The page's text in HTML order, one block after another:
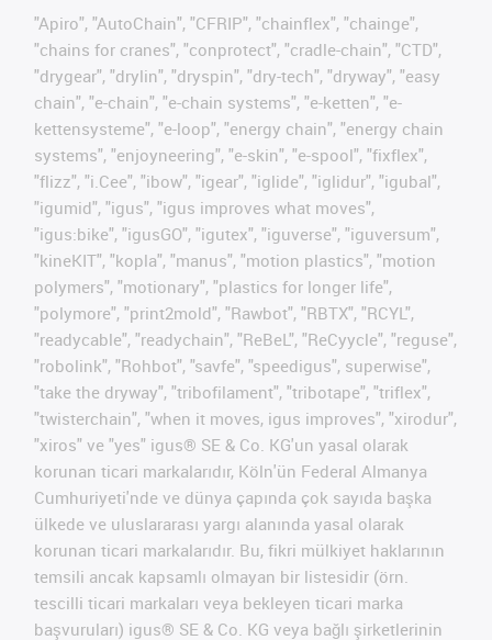
"Apiro", "AutoChain", "CFRIP", "chainflex", "chainge",
"chains for cranes", "conprotect", "cradle-chain", "CTD",
"drygear", "drylin", "dryspin", "dry-tech", "dryway", "easy
chain", "e-chain", "e-chain systems", "e-ketten", "e-
kettensysteme", "e-loop", "energy chain", "energy chain
systems", "enjoyneering", "e-skin", "e-spool", "fixflex",
"flizz", "i.Cee", "ibow", "igear", "iglide", "iglidur", "igubal",
"igumid", "igus", "igus improves what moves",
"igus:bike", "igusGO", "igutex", "iguverse", "iguversum",
"kineKIT", "kopla", "manus", "motion plastics", "motion
polymers", "motionary", "plastics for longer life",
"polymore", "print2mold", "Rawbot", "RBTX", "RCYL",
"readycable", "readychain", "ReBeL", "ReCyycle", "reguse",
"robolink", "Rohbot", "savfe", "speedigus", superwise",
"take the dryway", "tribofilament", "tribotape", "triflex",
"twisterchain", "when it moves, igus improves", "xirodur",
"xiros" ve "yes" igus® SE & Co. KG'un yasal olarak
korunan ticari markalarıdır, Köln'ün Federal Almanya
Cumhuriyeti'nde ve dünya çapında çok sayıda başka
ülkede ve uluslararası yargı alanında yasal olarak
korunan ticari markalarıdır. Bu, fikri mülkiyet haklarının
temsili ancak kapsamlı olmayan bir listesidir (örn.
tescilli ticari markaları veya bekleyen ticari marka
başvuruları) igus® SE & Co. KG veya bağlı şirketlerinin